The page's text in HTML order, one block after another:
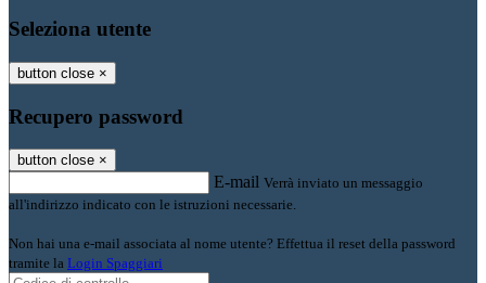
Seleziona utente
button close ×
Recupero password
button close ×
E-mail Verrà inviato un messaggio
all'indirizzo indicato con le istruzioni necessarie.
Non hai una e-mail associata al nome utente? Effettua il reset della password
tramite la Login Spaggiari